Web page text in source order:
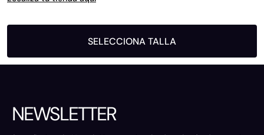
SELECCIONA TALLA
NEWSLETTER